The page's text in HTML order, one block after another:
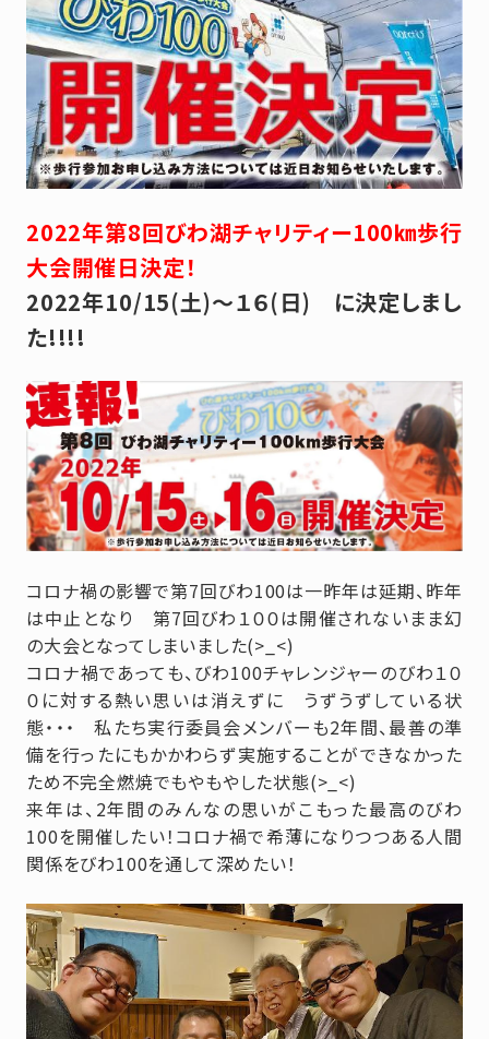
2022年第8回びわ湖チャリティー100㎞歩行
大会開催日決定！
2022年10/15(土)～１６(日) に決定しまし
た!!!!
コロナ禍の影響で第7回びわ100は一昨年は延期、昨年
は中止となり 第7回びわ１００は開催されないまま幻
の大会となってしまいました(>_<)
コロナ禍であっても、びわ100チャレンジャーのびわ１０
０に対する熱い思いは消えずに うずうずしている状
態・・・ 私たち実行委員会メンバーも2年間、最善の準
備を行ったにもかかわらず実施することができなかった
ため不完全燃焼でもやもやした状態(>_<)
来年は、2年間のみんなの思いがこもった最高のびわ
100を開催したい！コロナ禍で希薄になりつつある人間
関係をびわ100を通して深めたい！